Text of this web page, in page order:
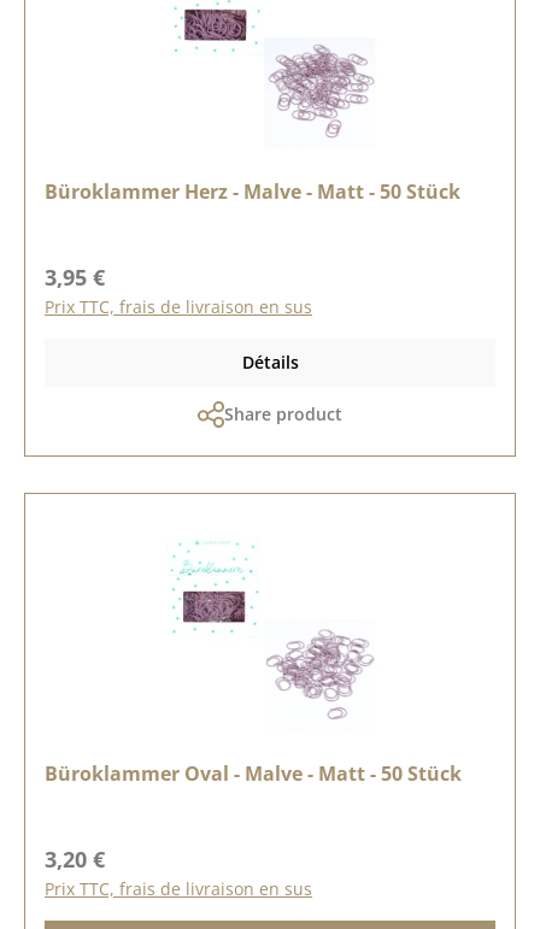
Büroklammer Herz - Malve - Matt - 50 Stück
Prix régulier :
3,95 €
Prix TTC, frais de livraison en sus
Détails
Share product
Büroklammer Oval - Malve - Matt - 50 Stück
Prix régulier :
3,20 €
Prix TTC, frais de livraison en sus